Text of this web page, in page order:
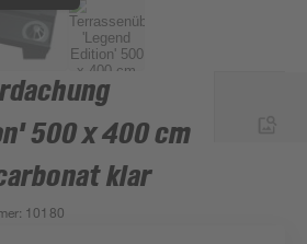
500 x 400 cm
klar
: 10180